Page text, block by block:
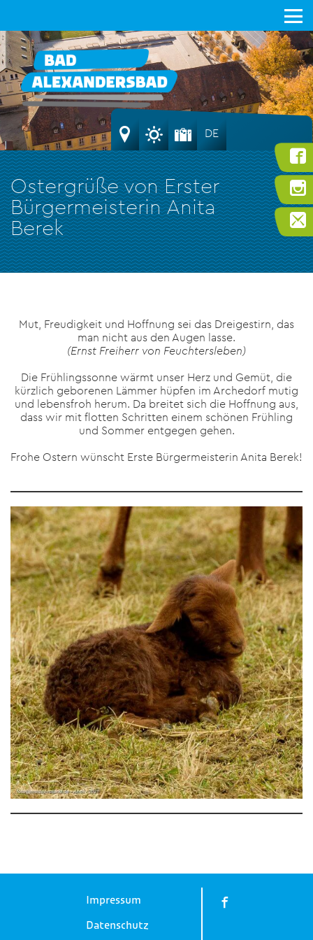
Ostergrüße von Erster
Bürgermeisterin Anita
Berek
DE
Mut, Freudigkeit und Hoffnung sei das Dreigestirn, das
man nicht aus den Augen lasse.
(Ernst Freiherr von Feuchtersleben)
Die Frühlingssonne wärmt unser Herz und Gemüt, die
kürzlich geborenen Lämmer hüpfen im Archedorf mutig
und lebensfroh herum. Da breitet sich die Hoffnung aus,
dass wir mit flotten Schritten einem schönen Frühling
und Sommer entgegen gehen.
Frohe Ostern wünscht Erste Bürgermeisterin Anita Berek!
Impressum
Datenschutz